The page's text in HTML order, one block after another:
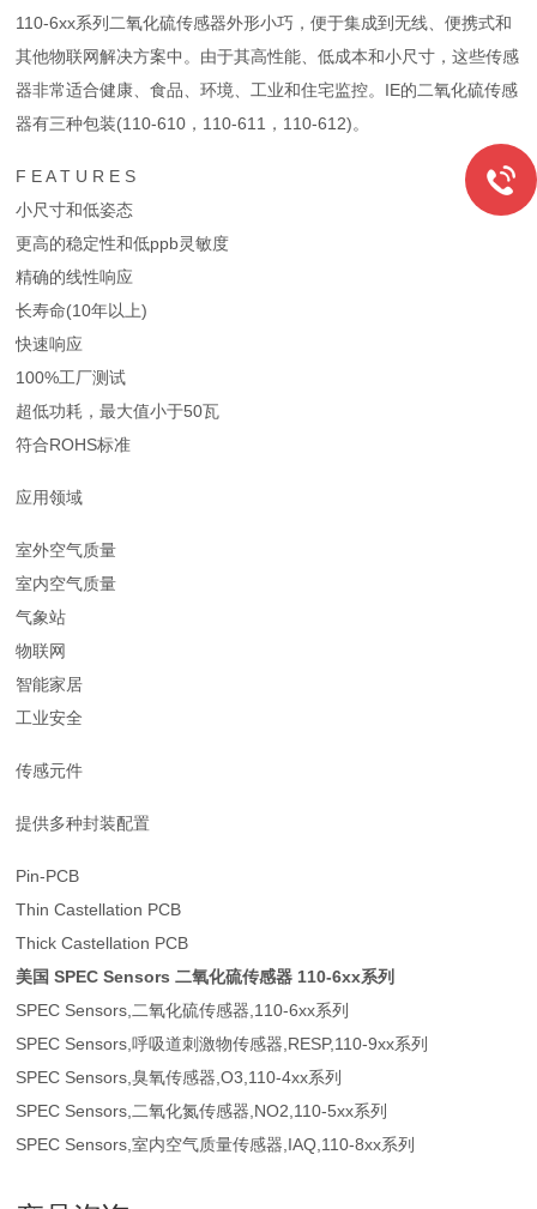
110-6xx系列二氧化硫传感器外形小巧，便于集成到无线、便携式和
其他物联网解决方案中。由于其高性能、低成本和小尺寸，这些传感
器非常适合健康、食品、环境、工业和住宅监控。IE的二氧化硫传感
器有三种包装(110-610，110-611，110-612)。
F E A T U R E S
小尺寸和低姿态
更高的稳定性和低ppb灵敏度
精确的线性响应
长寿命(10年以上)
快速响应
100%工厂测试
超低功耗，最大值小于50瓦
符合ROHS标准
应用领域
室外空气质量
室内空气质量
气象站
物联网
智能家居
工业安全
传感元件
提供多种封装配置
Pin-PCB
Thin Castellation PCB
Thick Castellation PCB
美国 SPEC Sensors 二氧化硫传感器 110-6xx系列
SPEC Sensors,二氧化硫传感器,110-6xx系列
SPEC Sensors,呼吸道刺激物传感器,RESP,110-9xx系列
SPEC Sensors,臭氧传感器,O3,110-4xx系列
SPEC Sensors,二氧化氮传感器,NO2,110-5xx系列
SPEC Sensors,室内空气质量传感器,IAQ,110-8xx系列